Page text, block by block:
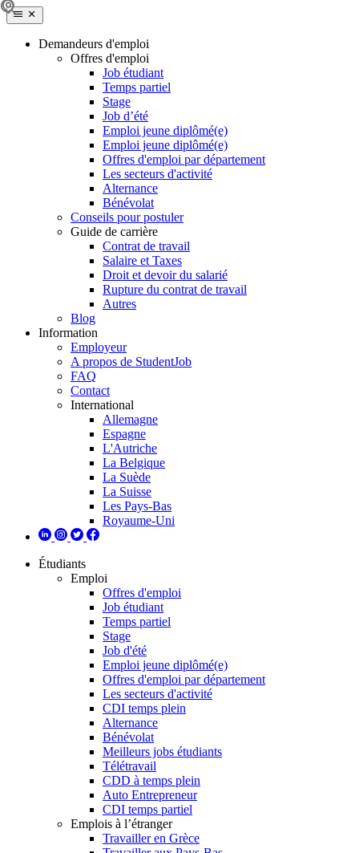
Demandeurs d'emploi
Offres d'emploi
Job étudiant
Temps partiel
Stage
Job d’été
Emploi jeune diplômé(e)
Emploi jeune diplômé(e)
Offres d'emploi par département
Les secteurs d'activité
Alternance
Bénévolat
Conseils pour postuler
Guide de carrière
Contrat de travail
Salaire et Taxes
Droit et devoir du salarié
Rupture du contrat de travail
Autres
Blog
Information
Employeur
A propos de StudentJob
FAQ
Contact
International
Allemagne
Espagne
L'Autriche
La Belgique
La Suède
La Suisse
Les Pays-Bas
Royaume-Uni
Étudiants
Emploi
Offres d'emploi
Job étudiant
Temps partiel
Stage
Job d'été
Emploi jeune diplômé(e)
Offres d'emploi par département
Les secteurs d'activité
CDI temps plein
Alternance
Bénévolat
Meilleurs jobs étudiants
Télétravail
CDD à temps plein
Auto Entrepreneur
CDI temps partiel
Emplois à l’étranger
Travailler en Grèce